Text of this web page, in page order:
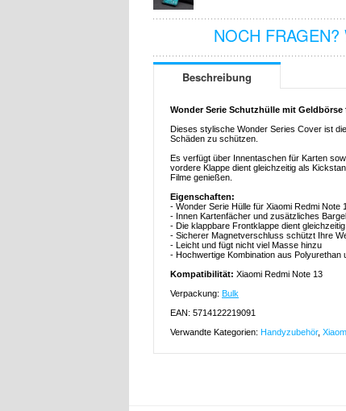
NOCH
Beschreibung
Wonder Serie Schutzhülle mit Geldbörse
Dieses stylische Wonder Series Cover ist
Schäden zu schützen.
Es verfügt über Innentaschen für Karten
vordere Klappe dient gleichzeitig als
Filme genießen.
Eigenschaften:
- Wonder Serie Hülle für Xiaomi Redmi Note
- Innen Kartenfächer und zusätzliches
- Die klappbare Frontklappe dient
- Sicherer Magnetverschluss schützt Ihre
- Leicht und fügt nicht viel Masse hinzu
- Hochwertige Kombination aus Polyurethan
Kompatibilität: Xiaomi Redmi Note 13
Verpackung: Bulk
EAN: 5714122219091
Verwandte Kategorien: Handyzubehör,